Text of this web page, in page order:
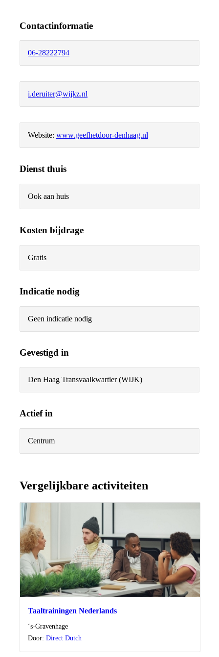
Contactinformatie
06-28222794
i.deruiter@wijkz.nl
Website: www.geefhetdoor-denhaag.nl
Dienst thuis
Ook aan huis
Kosten bijdrage
Gratis
Indicatie nodig
Geen indicatie nodig
Gevestigd in
Den Haag Transvaalkwartier (WIJK)
Actief in
Centrum
Vergelijkbare activiteiten
Taaltrainingen Nederlands
Locatie
‘s-Gravenhage
Door: Direct Dutch